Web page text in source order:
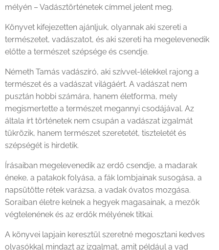
mélyén – Vadásztörténetek címmel jelent meg.
Könyvet kifejezetten ajánljuk, olyannak aki szereti a
természetet, vadászatot, és aki szereti ha megelevenedik
előtte a természet szépsége és csendje.
Németh Tamás vadászíró, aki szívvel-lélekkel rajong a
természet és a vadászat világáért. A vadászat nem
pusztán hobbi számára, hanem életforma, mely
megismertette a természet megannyi csodájával. Az
általa írt történetek nem csupán a vadászat izgalmát
tükrözik, hanem természet szeretetét, tiszteletét és
szépségét is hirdetik.
Írásaiban megelevenedik az erdő csendje, a madarak
éneke, a patakok folyása, a fák lombjainak susogása, a
napsütötte rétek varázsa, a vadak óvatos mozgása.
Soraiban életre kelnek a hegyek magasainak, a mezők
végtelenének és az erdők mélyének titkai.
A könyvei lapjain keresztül szeretné megosztani kedves
olvasókkal mindazt az izgalmat, amit például a vad